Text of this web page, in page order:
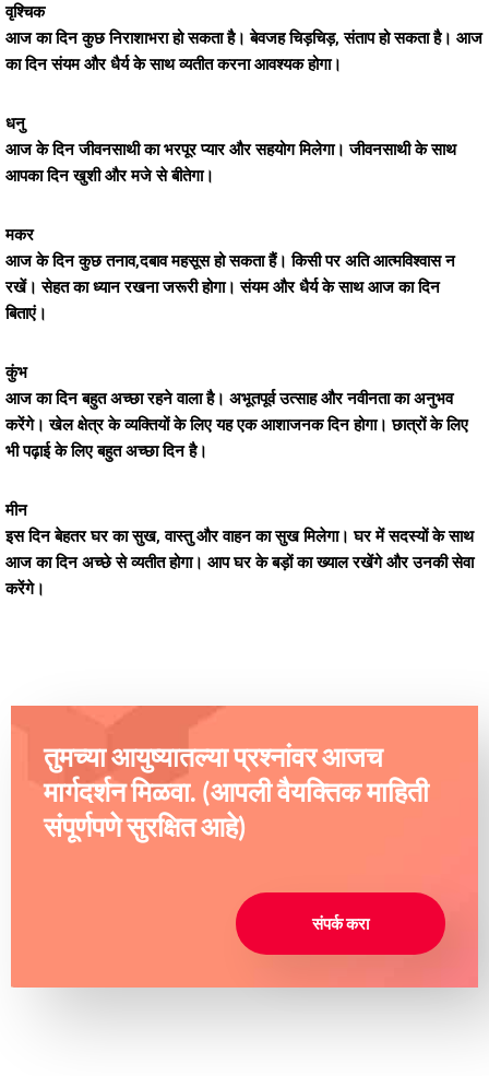
वृश्चिक
आज का दिन कुछ निराशाभरा हो सकता है। बेवजह चिड़चिड़, संताप हो सकता है। आज
का दिन संयम और धैर्य के साथ व्यतीत करना आवश्यक होगा।
धनु
आज के दिन जीवनसाथी का भरपूर प्यार और सहयोग मिलेगा। जीवनसाथी के साथ
आपका दिन खुशी और मजे से बीतेगा।
मकर
आज के दिन कुछ तनाव,दबाव महसूस हो सकता हैं। किसी पर अति आत्मविश्वास न
रखें। सेहत का ध्यान रखना जरूरी होगा। संयम और धैर्य के साथ आज का दिन
बिताएं।
कुंभ
आज का दिन बहुत अच्छा रहने वाला है। अभूतपूर्व उत्साह और नवीनता का अनुभव
करेंगे। खेल क्षेत्र के व्यक्तियों के लिए यह एक आशाजनक दिन होगा। छात्रों के लिए
भी पढ़ाई के लिए बहुत अच्छा दिन है।
मीन
इस दिन बेहतर घर का सुख, वास्तु और वाहन का सुख मिलेगा। घर में सदस्यों के साथ
आज का दिन अच्छे से व्यतीत होगा। आप घर के बड़ों का ख्याल रखेंगे और उनकी सेवा
करेंगे।
तुमच्या आयुष्यातल्या प्रश्नांवर आजच
मार्गदर्शन मिळवा. (आपली वैयक्तिक माहिती
संपूर्णपणे सुरक्षित आहे)
संपर्क करा